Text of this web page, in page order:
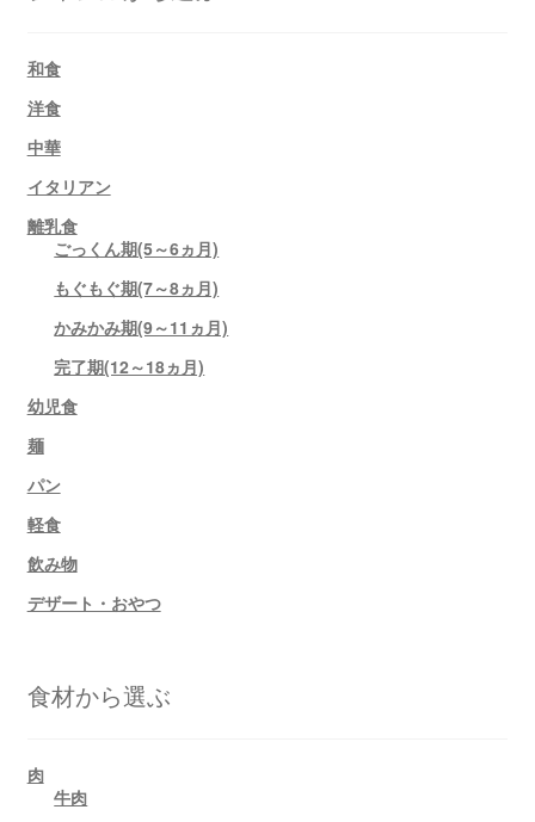
和食
洋食
中華
イタリアン
離乳食
ごっくん期(5～6ヵ月)
もぐもぐ期(7～8ヵ月)
かみかみ期(9～11ヵ月)
完了期(12～18ヵ月)
幼児食
麺
パン
軽食
飲み物
デザート・おやつ
食材から選ぶ
肉
牛肉